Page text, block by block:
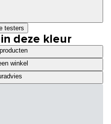
testers
deze kleur
winkel